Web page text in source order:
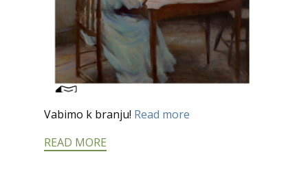
Vabimo k branju! Read more
READ MORE